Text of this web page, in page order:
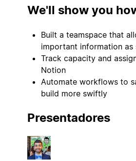
We'll show you
Built a teamspace that
important information as
Track capacity and
Notion
Automate workflows to
build more swiftly
Presentadores